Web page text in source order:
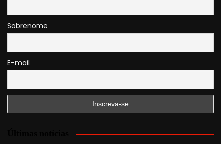
Sobrenome
E-mail